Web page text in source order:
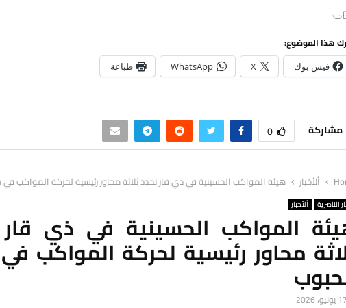
هذا الموضوع:
فيس بوك X
WhatsApp طباعة
مشاركة 0
ألأخبار هيئة المواكب الحسينية في ذي قار تحدد ثلاثة محاور رئيسية لحركة المواكب
الناصرية ألأخبار
المواكب الحسينية في ذي
محاور رئيسية لحركة المواكب
17 يونيو، 2026